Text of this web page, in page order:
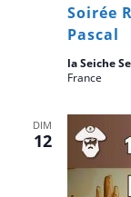
Soirée
Pascal
la Seiche
France
DIM
12